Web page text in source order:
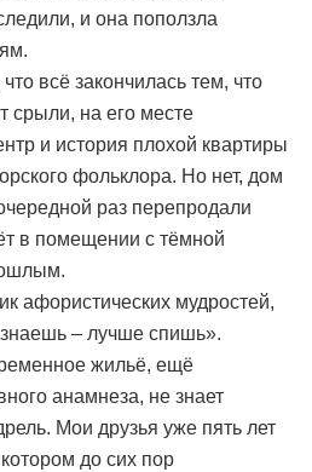
и она поползла
всё закончилась тем, что
срыли, на его месте
и история плохой квартиры
фольклора. Но нет, дом
раз перепродали
в помещении с тёмной
афористических мудростей,
– лучше спишь».
жильё, ещё
анамнеза, не знает
Мои друзья уже пять лет
до сих пор